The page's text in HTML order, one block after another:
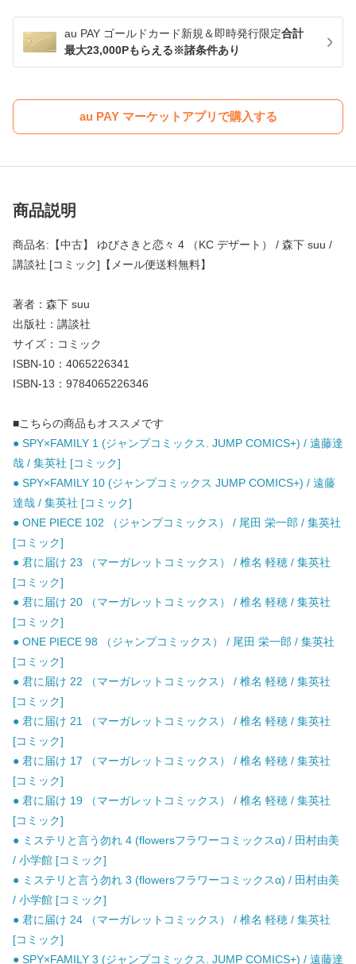
au PAY ゴールドカード新規＆即時発行限定合計
最大23,000Pもらえる※諸条件あり
au PAY マーケットアプリで購入する
商品説明
商品名:【中古】 ゆびさきと恋々 4 （KC デザート） / 森下 suu /
講談社 [コミック]【メール便送料無料】
著者：森下 suu
出版社：講談社
サイズ：コミック
ISBN-10：4065226341
ISBN-13：9784065226346
■こちらの商品もオススメです
● SPY×FAMILY 1 (ジャンプコミックス. JUMP COMICS+) / 遠藤達
哉 / 集英社 [コミック]
● SPY×FAMILY 10 (ジャンプコミックス JUMP COMICS+) / 遠藤
達哉 / 集英社 [コミック]
● ONE PIECE 102 （ジャンプコミックス） / 尾田 栄一郎 / 集英社
[コミック]
● 君に届け 23 （マーガレットコミックス） / 椎名 軽穂 / 集英社
[コミック]
● 君に届け 20 （マーガレットコミックス） / 椎名 軽穂 / 集英社
[コミック]
● ONE PIECE 98 （ジャンプコミックス） / 尾田 栄一郎 / 集英社
[コミック]
● 君に届け 22 （マーガレットコミックス） / 椎名 軽穂 / 集英社
[コミック]
● 君に届け 21 （マーガレットコミックス） / 椎名 軽穂 / 集英社
[コミック]
● 君に届け 17 （マーガレットコミックス） / 椎名 軽穂 / 集英社
[コミック]
● 君に届け 19 （マーガレットコミックス） / 椎名 軽穂 / 集英社
[コミック]
● ミステリと言う勿れ 4 (flowersフラワーコミックスα) / 田村由美
/ 小学館 [コミック]
● ミステリと言う勿れ 3 (flowersフラワーコミックスα) / 田村由美
/ 小学館 [コミック]
● 君に届け 24 （マーガレットコミックス） / 椎名 軽穂 / 集英社
[コミック]
● SPY×FAMILY 3 (ジャンプコミックス. JUMP COMICS+) / 遠藤達